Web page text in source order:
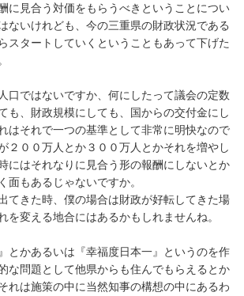
に見合う対価をもらうべきということについ
ないけれども、今の三重県の財政状況である
スタートしていくということもあって下げた
口ではないですか、何にしたって議会の定数
も、財政規模にしても、国からの交付金にし
はそれで一つの基準として非常に明快なので
２００万人とか３００万人とかそれを増やし
にはそれなりに見合う形の報酬にしないとか
面もあるじゃないですか。
てきた時、僕の場合は財政が好転してきた場
を変える地合にはあるかもしれませんね。
とかあるいは『幸福度日本一』というのを作
な問題として他県からも住んでもらえるとか
れは施策の中に当然知事の構想の中にあるわ